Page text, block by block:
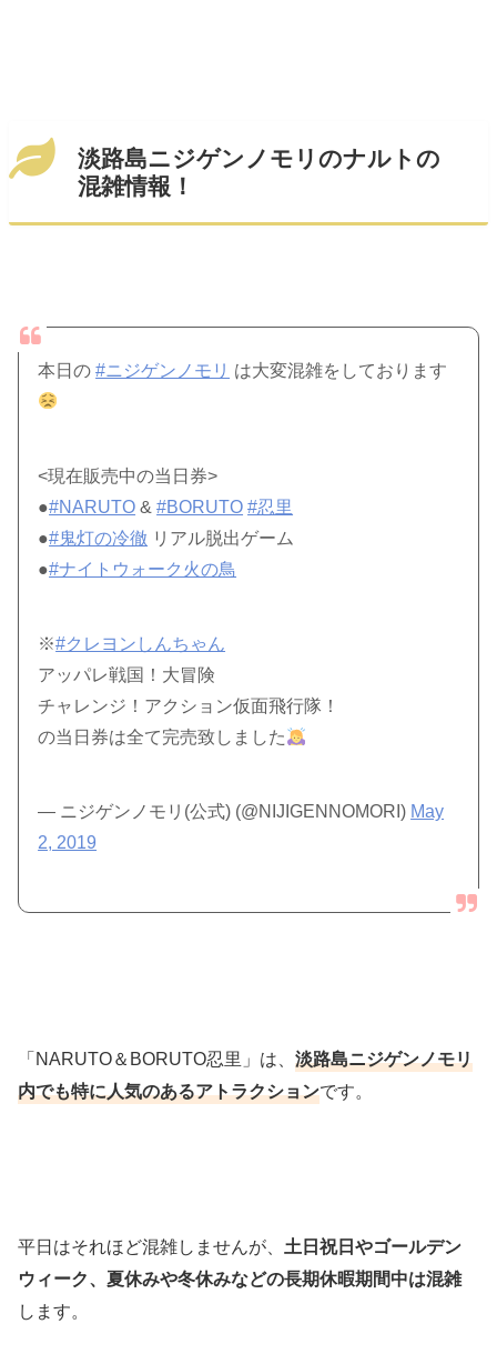
淡路島ニジゲンノモリのナルトの
混雑情報！
本日の#ニジゲンノモリ は大変混雑をしております
<現在販売中の当日券>
●#NARUTO &#BORUTO #忍里
●#鬼灯の冷徹 リアル脱出ゲーム
●#ナイトウォーク火の鳥
※#クレヨンしんちゃん
アッパレ戦国！大冒険
チャレンジ！アクション仮面飛行隊！
の当日券は全て完売致しました
— ニジゲンノモリ(公式) (@NIJIGENNOMORI) May
2, 2019
「NARUTO＆BORUTO忍里」は、淡路島ニジゲンノモリ
内でも特に人気のあるアトラクションです。
平日はそれほど混雑しませんが、 土日祝日やゴールデン
ウィーク、夏休みや冬休みなどの長期休暇期間中は混雑
します。